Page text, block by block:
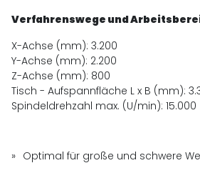
Verfahrenswege und
X-Achse (mm): 3.200
Y-Achse (mm): 2.200
Z-Achse (mm): 800
Tisch - Aufspannfläche L x B (mm):
Spindeldrehzahl max. (U/min): 15.000
Optimal für große und schwere